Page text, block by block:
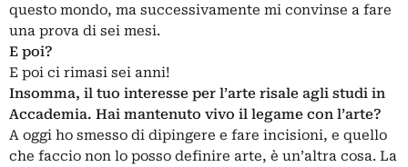
questo mondo, ma successivamente mi convinse a fare
una prova di sei mesi.
E poi?
E poi ci rimasi sei anni!
Insomma, il tuo interesse per l’arte risale agli studi in
Accademia. Hai mantenuto vivo il legame con l’arte?
A oggi ho smesso di dipingere e fare incisioni, e quello
che faccio non lo posso definire arte, è un’altra cosa. La